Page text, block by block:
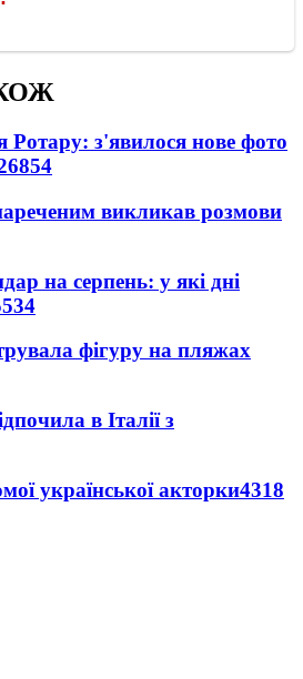
Ротару: з'явилося нове фото
викликав розмови
на серпень: у які дні
фігуру на пляжах
в Італії з
української акторки4318